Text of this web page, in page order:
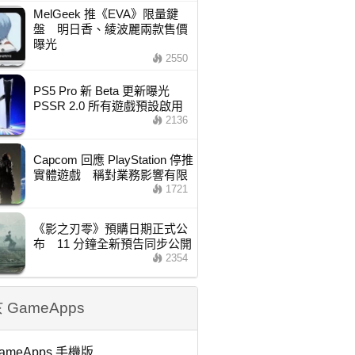
MelGeek 推《EVA》限量鍵
盤 明日香、綾波麗兩款售價
曝光
2550
PS5 Pro 新 Beta 更新曝光
PSSR 2.0 所有遊戲預設啟用
2136
Capcom 回應 PlayStation 停推
實體遊戲 稱對業務影響有限
1721
《影之刃零》預購日期正式公
布 11 分鐘全新預告同步公開
2354
GameApps
手機版